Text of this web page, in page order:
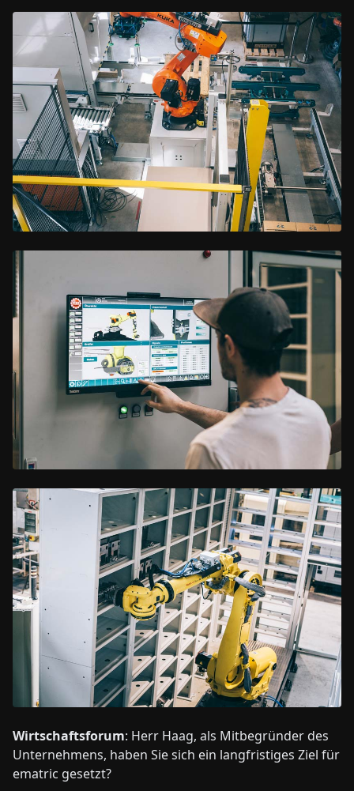
Wirtschaftsforum: Herr Haag, als Mitbegründer des
Unternehmens, haben Sie sich ein langfristiges Ziel für
ematric gesetzt?